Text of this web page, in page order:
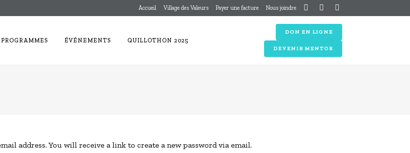
Accueil Village des Valeurs Payer une facture Nous joindre
DON EN LIGNE
DEVENIR MENTOR
PROGRAMMES ÉVÉNEMENTS QUILLOTHON 2025
address. You will receive a link to create a new password via email.